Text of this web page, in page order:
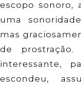
escopo sonoro,
uma
mas
de
interessante,
escondeu,